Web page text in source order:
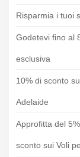
Risparmia i tuoi
Godetevi fino al
esclusiva
10% di sconto
Adelaide
Approfitta del
sconto sui Voli